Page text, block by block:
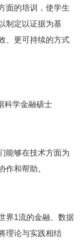
面的培训，使学生
制定以证据为基
、更可持续的方式
科学金融硕士
能够在技术方面为
作和帮助。
界1流的金融、数据
理论与实践相结